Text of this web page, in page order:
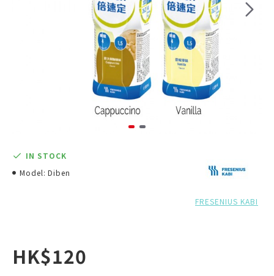
HK$120
IN STOCK
Model: Diben
FRESENIUS KABI